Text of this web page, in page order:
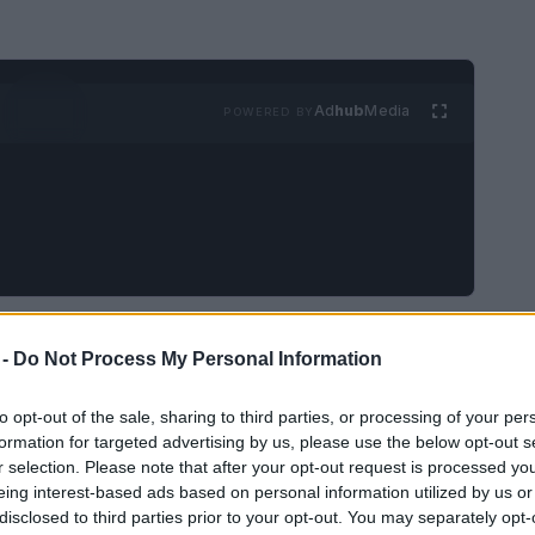
Do Not Process My Personal Information
opt-out of the sale, sharing to third parties, or processing of your
for targeted advertising by us, please use the below opt-out
selection. Please note that after your opt-out request is processed
interest-based ads based on personal information utilized by us
to third parties prior to your opt-out. You may separately
AdhubMedia
di molti, ma nel 1924 un evento
casa Winchester. Un
portato i partecipanti in un’avventura senza
anche un viaggio nei sotterranei della casa,